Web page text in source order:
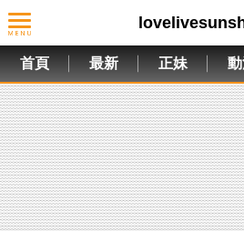
首頁 最新 正妹